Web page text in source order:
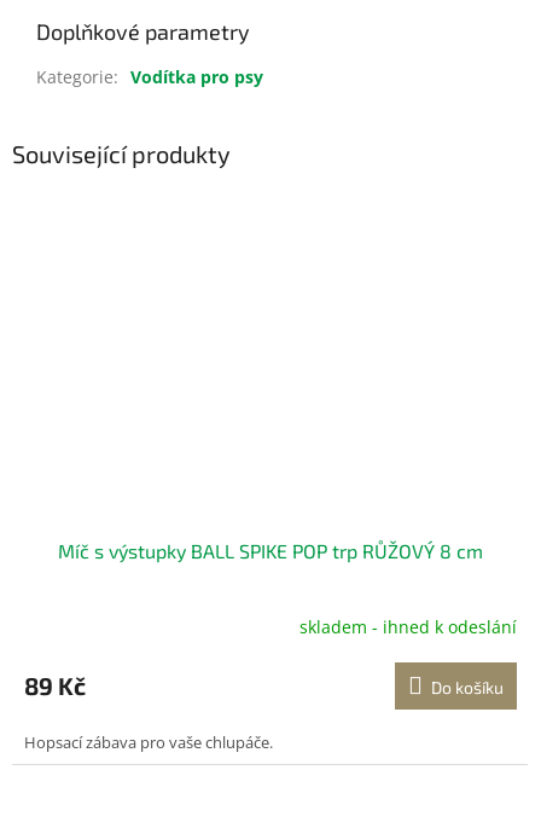
Doplňkové parametry
Kategorie: Vodítka pro psy
Související produkty
Míč s výstupky BALL SPIKE POP trp RŮŽOVÝ 8 cm
skladem - ihned k odeslání
89 Kč Do košíku
Hopsací zábava pro vaše chlupáče.